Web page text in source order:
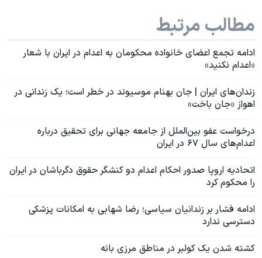
مطالب مرتبط
ادامه تجمع اعضای خانواده محکومان به اعدام در ایران با شعار
«اعدام نکنید»
زندان‌های ایران | جان بهنام موسیوند در خطر است؛ یک زندانی در
اهواز «جان باخت»
درخواست عفو بین‌الملل از جامعه جهانی برای تحقیق درباره
اعدام‌های سال ۶۷ در ایران
اتحادیه اروپا صدور احکام اعدام دو کنشگر حقوق دگرباشان در ایران
را محکوم کرد
ادامه فشار بر زندانیان سیاسی؛ رضا شهابی به امکانات پزشکی
دسترسی ندارد
کشته شدن یک کولبر در مناطق مرزی بانه